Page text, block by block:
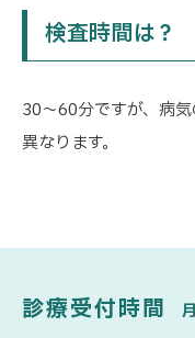
検査時間は？
30～60分ですが、病
異なります。
診療受付時間